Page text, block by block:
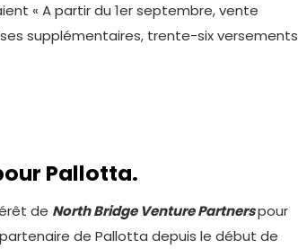
« A partir du 1er septembre, vente
supplémentaires, trente-six versements
Pallotta.
de North Bridge Venture Partnerspour
de Pallotta depuis le début de